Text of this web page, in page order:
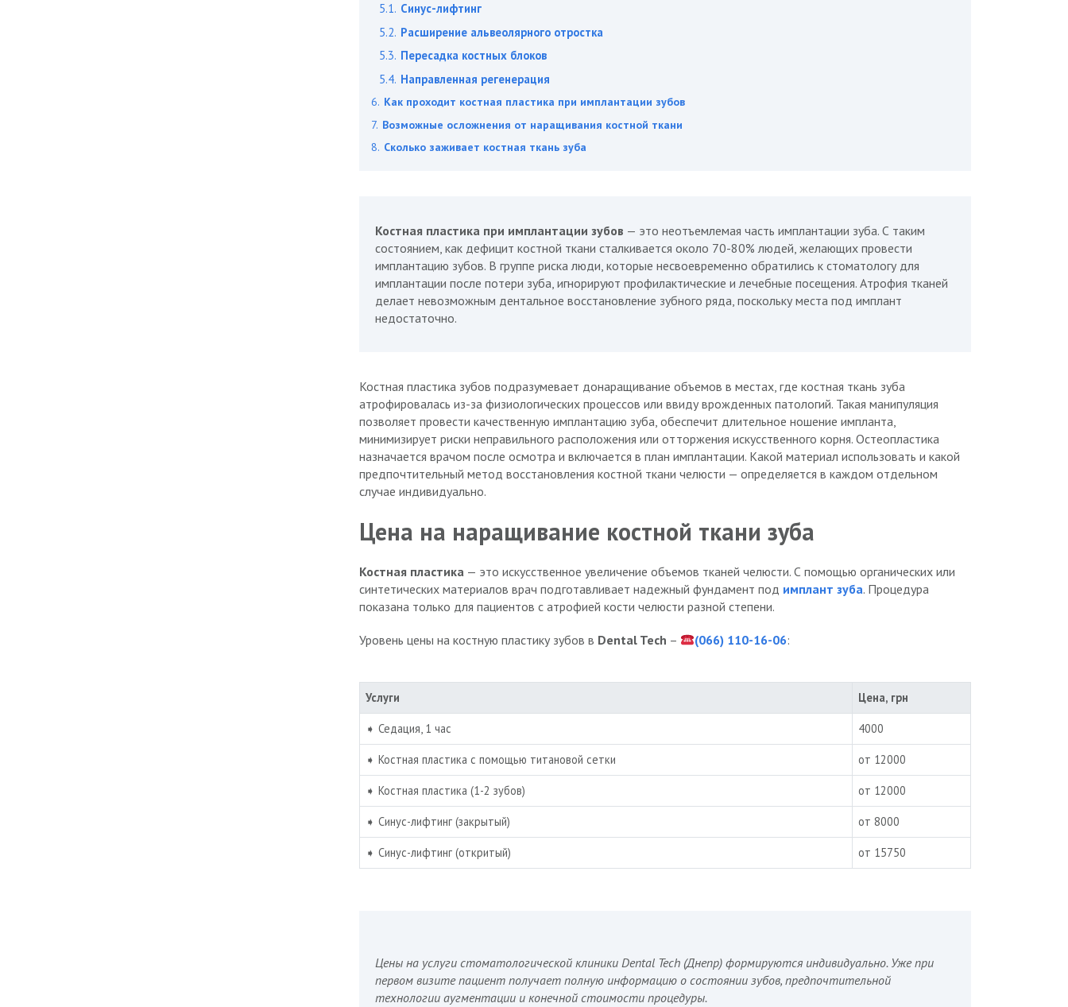
Синус-лифтинг
Расширение альвеолярного отростка
Пересадка костных блоков
Направленная регенерация
Как проходит костная пластика при имплантации зубов
Возможные осложнения от наращивания костной ткани
Сколько заживает костная ткань зуба
Костная пластика при имплантации зубов — это неотъемлемая часть имплантации зуба. С таким
состоянием, как дефицит костной ткани сталкивается около 70-80% людей, желающих провести
имплантацию зубов. В группе риска люди, которые несвоевременно обратились к стоматологу для
имплантации после потери зуба, игнорируют профилактические и лечебные посещения. Атрофия тканей
делает невозможным дентальное восстановление зубного ряда, поскольку места под имплант
недостаточно.
Костная пластика зубов подразумевает донаращивание объемов в местах, где костная ткань зуба
атрофировалась из-за физиологических процессов или ввиду врожденных патологий. Такая манипуляция
позволяет провести качественную имплантацию зуба, обеспечит длительное ношение импланта,
минимизирует риски неправильного расположения или отторжения искусственного корня. Остеопластика
назначается врачом после осмотра и включается в план имплантации. Какой материал использовать и какой
предпочтительный метод восстановления костной ткани челюсти — определяется в каждом отдельном
случае индивидуально.
Цена на наращивание костной ткани зуба
Костная пластика — это искусственное увеличение объемов тканей челюсти. С помощью органических или
синтетических материалов врач подготавливает надежный фундамент под имплант зуба. Процедура
показана только для пациентов с атрофией кости челюсти разной степени.
Уровень цены на костную пластику зубов в Dental Tech – (066) 110-16-06:
Услуги Цена, грн
➧ Седация, 1 час 4000
➧ Костная пластика с помощью титановой сетки от 12000
➧ Костная пластика (1-2 зубов) от 12000
➧ Синус-лифтинг (закрытый) от 8000
➧ Синус-лифтинг (откритый) от 15750
Цены на услуги стоматологической клиники Dental Tech (Днепр) формируются индивидуально. Уже при
первом визите пациент получает полную информацию о состоянии зубов, предпочтительной
технологии аугментации и конечной стоимости процедуры.